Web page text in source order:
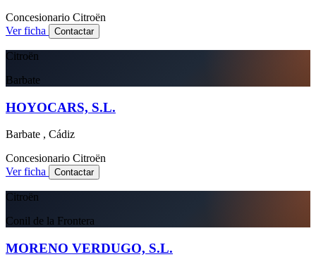
Concesionario Citroën
Ver ficha
Contactar
Citroën
Barbate
HOYOCARS, S.L.
Barbate , Cádiz
Concesionario Citroën
Ver ficha
Contactar
Citroën
Conil de la Frontera
MORENO VERDUGO, S.L.